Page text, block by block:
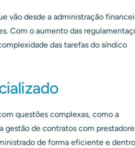
vão desde a administração
Com o aumento das
das tarefas do síndico
questões complexas, como a
gestão de contratos com
de forma eficiente e